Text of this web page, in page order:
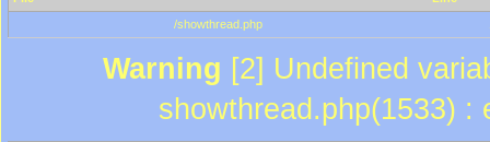
/showthread.php
Warning [2] Undefined
showthread.php(1533) :